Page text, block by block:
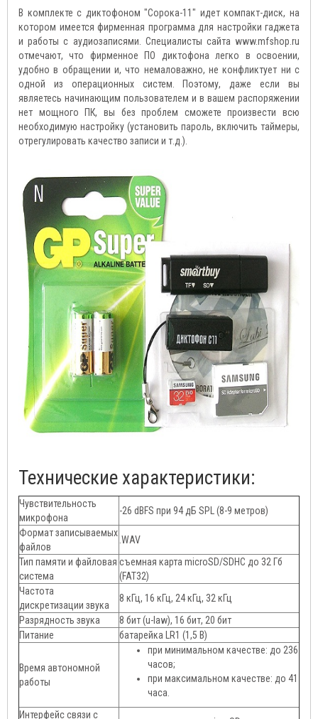
В комплекте с диктофоном "Сорока-11" идет компакт-диск, на
котором имеется фирменная программа для настройки гаджета
и работы с аудиозаписями. Специалисты сайта www.mfshop.ru
отмечают, что фирменное ПО диктофона легко в освоении,
удобно в обращении и, что немаловажно, не конфликтует ни с
одной из операционных систем. Поэтому, даже если вы
являетесь начинающим пользователем и в вашем распоряжении
нет мощного ПК, вы без проблем сможете произвести всю
необходимую настройку (установить пароль, включить таймеры,
отрегулировать качество записи и т.д.).
Технические характеристики:
Чувствительность
микрофона
-26 dBFS при 94 дБ SPL (8-9 метров)
Формат записываемых
файлов
.WAV
Тип памяти и файловая
система
съемная карта microSD/SDHC до 32 Гб
(FAT32)
Частота
дискретизации звука
8 кГц, 16 кГц, 24 кГц, 32 кГц
Разрядность звука
8 бит (u-law), 16 бит, 20 бит
Питание
батарейка LR1 (1,5 В)
Время автономной
работы
при минимальном качестве: до 236
часов;
при максимальном качестве: до 41
часа.
Интерфейс связи с